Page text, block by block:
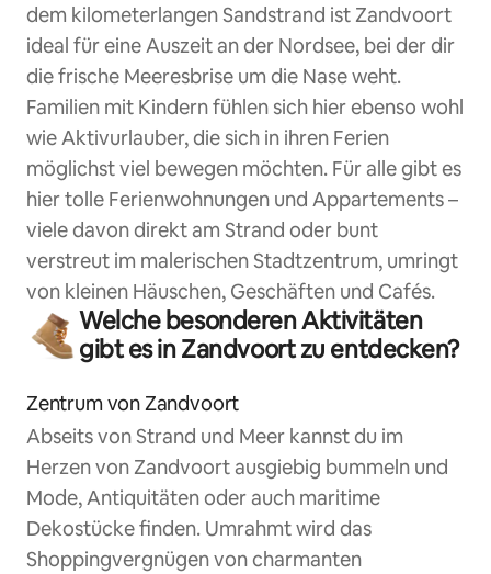
dem kilometerlangen Sandstrand ist Zandvoort
ideal für eine Auszeit an der Nordsee, bei der dir
die frische Meeresbrise um die Nase weht.
Familien mit Kindern fühlen sich hier ebenso wohl
wie Aktivurlauber, die sich in ihren Ferien
möglichst viel bewegen möchten. Für alle gibt es
hier tolle Ferienwohnungen und Appartements –
viele davon direkt am Strand oder bunt
verstreut im malerischen Stadtzentrum, umringt
von kleinen Häuschen, Geschäften und Cafés.
Welche besonderen Aktivitäten
gibt es in Zandvoort zu entdecken?
Zentrum von Zandvoort
Abseits von Strand und Meer kannst du im
Herzen von Zandvoort ausgiebig bummeln und
Mode, Antiquitäten oder auch maritime
Dekostücke finden. Umrahmt wird das
Shoppingvergnügen von charmanten